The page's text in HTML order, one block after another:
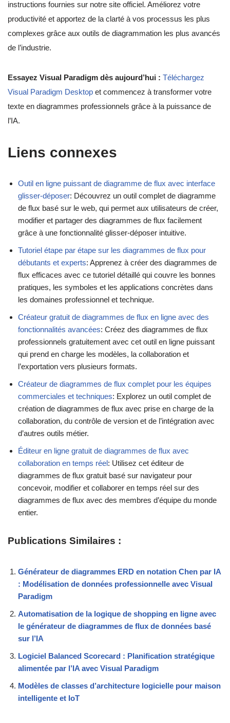
instructions fournies sur notre site officiel. Améliorez votre
productivité et apportez de la clarté à vos processus les plus
complexes grâce aux outils de diagrammation les plus avancés
de l’industrie.
Essayez Visual Paradigm dès aujourd’hui : Téléchargez
Visual Paradigm Desktop et commencez à transformer votre
texte en diagrammes professionnels grâce à la puissance de
l’IA.
Liens connexes
Outil en ligne puissant de diagramme de flux avec interface
glisser-déposer: Découvrez un outil complet de diagramme
de flux basé sur le web, qui permet aux utilisateurs de créer,
modifier et partager des diagrammes de flux facilement
grâce à une fonctionnalité glisser-déposer intuitive.
Tutoriel étape par étape sur les diagrammes de flux pour
débutants et experts: Apprenez à créer des diagrammes de
flux efficaces avec ce tutoriel détaillé qui couvre les bonnes
pratiques, les symboles et les applications concrètes dans
les domaines professionnel et technique.
Créateur gratuit de diagrammes de flux en ligne avec des
fonctionnalités avancées: Créez des diagrammes de flux
professionnels gratuitement avec cet outil en ligne puissant
qui prend en charge les modèles, la collaboration et
l’exportation vers plusieurs formats.
Créateur de diagrammes de flux complet pour les équipes
commerciales et techniques: Explorez un outil complet de
création de diagrammes de flux avec prise en charge de la
collaboration, du contrôle de version et de l’intégration avec
d’autres outils métier.
Éditeur en ligne gratuit de diagrammes de flux avec
collaboration en temps réel: Utilisez cet éditeur de
diagrammes de flux gratuit basé sur navigateur pour
concevoir, modifier et collaborer en temps réel sur des
diagrammes de flux avec des membres d’équipe du monde
entier.
Publications Similaires :
Générateur de diagrammes ERD en notation Chen par IA
: Modélisation de données professionnelle avec Visual
Paradigm
Automatisation de la logique de shopping en ligne avec
le générateur de diagrammes de flux de données basé
sur l’IA
Logiciel Balanced Scorecard : Planification stratégique
alimentée par l’IA avec Visual Paradigm
Modèles de classes d’architecture logicielle pour maison
intelligente et IoT